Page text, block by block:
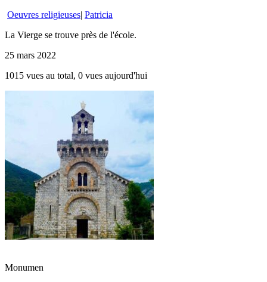
Oeuvres religieuses| Patricia
La Vierge se trouve près de l'école.
25 mars 2022
1015 vues au total, 0 vues aujourd'hui
Monumen